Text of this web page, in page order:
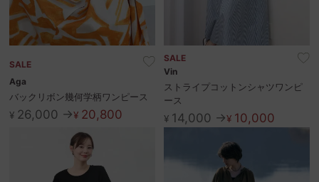
SALE
Aga
バックリボン幾何学柄ワンピース
¥26,000 →¥20,800
SALE
Vin
ストライプコットンシャツワンピ
ース
¥14,000 →¥10,000